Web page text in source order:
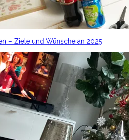
– Ziele und Wünsche an 2025